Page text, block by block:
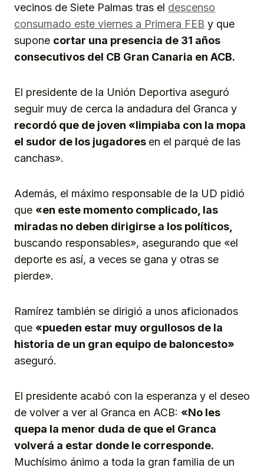
vecinos de Siete Palmas tras el descenso
consumado este viernes a Primera FEB y que
supone cortar una presencia de 31 años
consecutivos del CB Gran Canaria en ACB.
El presidente de la Unión Deportiva aseguró
seguir muy de cerca la andadura del Granca y
recordó que de joven «limpiaba con la mopa
el sudor de los jugadores en el parqué de las
canchas».
Además, el máximo responsable de la UD pidió
que «en este momento complicado, las
miradas no deben dirigirse a los políticos,
buscando responsables», asegurando que «el
deporte es así, a veces se gana y otras se
pierde».
Ramírez también se dirigió a unos aficionados
que «pueden estar muy orgullosos de la
historia de un gran equipo de baloncesto»
aseguró.
El presidente acabó con la esperanza y el deseo
de volver a ver al Granca en ACB: «No les
quepa la menor duda de que el Granca
volverá a estar donde le corresponde.
Muchísimo ánimo a toda la gran familia de un